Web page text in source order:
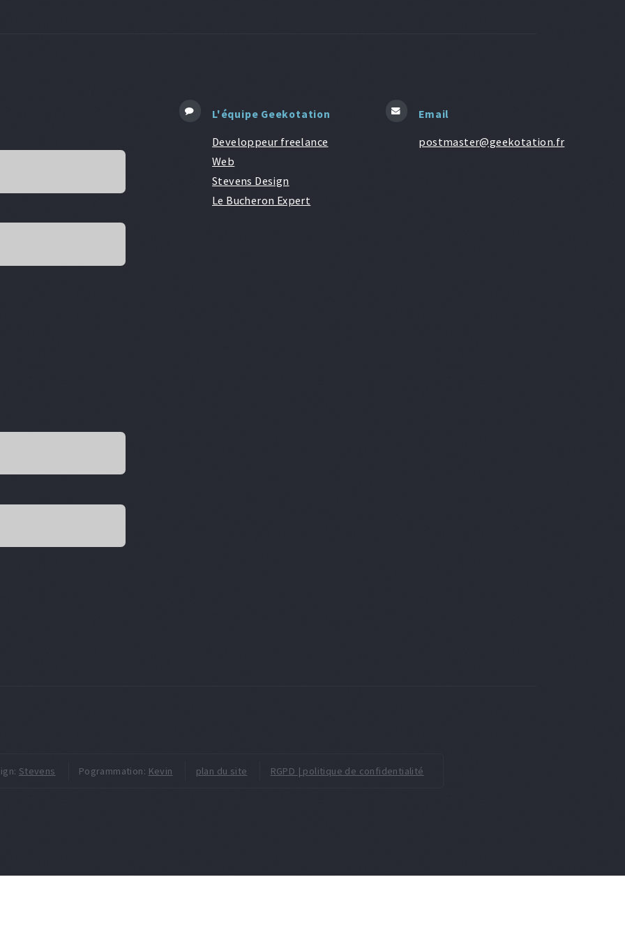
L'équipe Geekotation
Developpeur freelance
Web
Stevens Design
Le Bucheron Expert
Email
postmaster@geekotation.fr
Stevens Pogrammation: Kevin plan du site RGPD | politique de confidentialité